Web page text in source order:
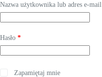
Nazwa użytkownika lub adres e-mail
Hasło *Wymagane
Zapamiętaj mnie